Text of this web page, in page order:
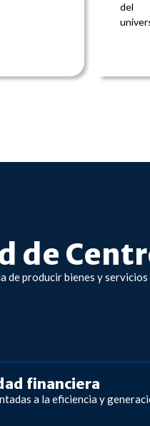
del
de
de producir bienes y
financiera
a la eficiencia y